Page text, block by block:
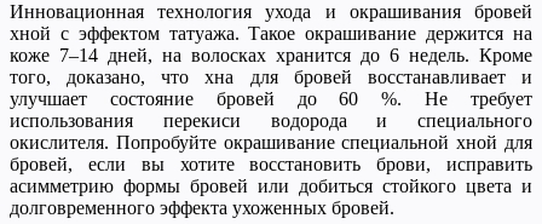
Инновационная технология ухода и окрашивания бровей
хной с эффектом татуажа. Такое окрашивание держится на
коже 7–14 дней, на волосках хранится до 6 недель. Кроме
того, доказано, что хна для бровей восстанавливает и
улучшает состояние бровей до 60 %. Не требует
использования перекиси водорода и специального
окислителя. Попробуйте окрашивание специальной хной для
бровей, если вы хотите восстановить брови, исправить
асимметрию формы бровей или добиться стойкого цвета и
долговременного эффекта ухоженных бровей.